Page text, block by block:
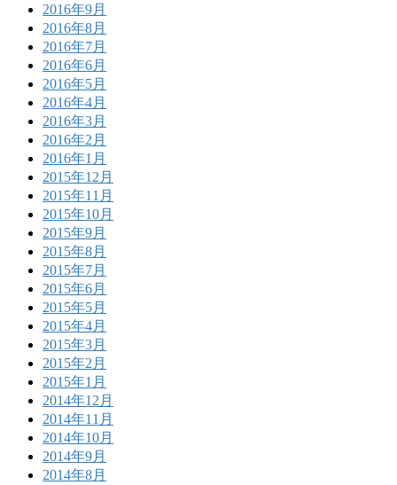
2016年9月
2016年8月
2016年7月
2016年6月
2016年5月
2016年4月
2016年3月
2016年2月
2016年1月
2015年12月
2015年11月
2015年10月
2015年9月
2015年8月
2015年7月
2015年6月
2015年5月
2015年4月
2015年3月
2015年2月
2015年1月
2014年12月
2014年11月
2014年10月
2014年9月
2014年8月